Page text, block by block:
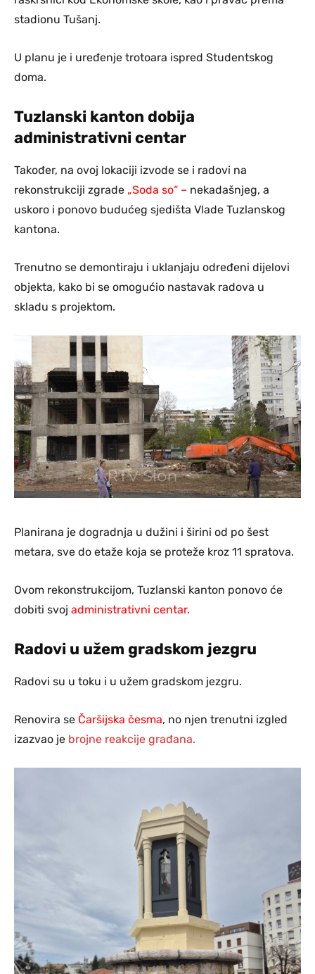
stadionu Tušanj.
U planu je i uređenje trotoara ispred Studentskog
doma.
Tuzlanski kanton dobija
administrativni centar
Također, na ovoj lokaciji izvode se i radovi na
rekonstrukciji zgrade „Soda so“ – nekadašnjeg, a
uskoro i ponovo budućeg sjedišta Vlade Tuzlanskog
kantona.
Trenutno se demontiraju i uklanjaju određeni dijelovi
objekta, kako bi se omogućio nastavak radova u
skladu s projektom.
Planirana je dogradnja u dužini i širini od po šest
metara, sve do etaže koja se proteže kroz 11 spratova.
Ovom rekonstrukcijom, Tuzlanski kanton ponovo će
dobiti svoj administrativni centar.
Radovi u užem gradskom jezgru
Radovi su u toku i u užem gradskom jezgru.
Renovira se Čaršijska česma, no njen trenutni izgled
izazvao je brojne reakcije građana.